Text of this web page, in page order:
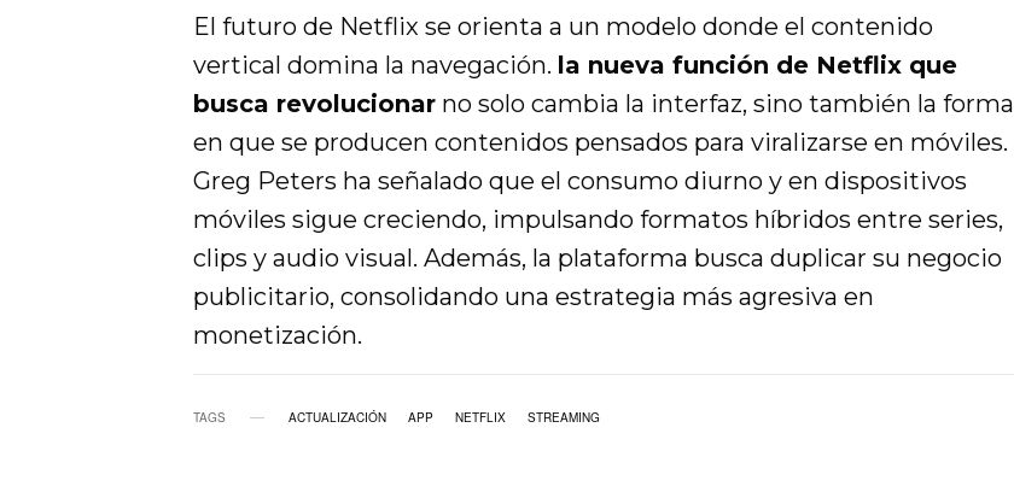
El futuro de Netflix se orienta a un modelo donde el contenido
vertical domina la navegación. la nueva función de Netflix que
busca revolucionar no solo cambia la interfaz, sino también la forma
en que se producen contenidos pensados para viralizarse en móviles.
Greg Peters ha señalado que el consumo diurno y en dispositivos
móviles sigue creciendo, impulsando formatos híbridos entre series,
clips y audio visual. Además, la plataforma busca duplicar su negocio
publicitario, consolidando una estrategia más agresiva en
monetización.
TAGS ACTUALIZACIÓN APP NETFLIX STREAMING